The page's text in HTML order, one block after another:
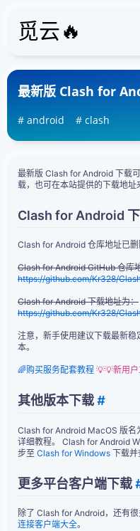
觅云🔥
最新版 Clash for
android clash
最新版 Clash for Android 下载
载，也可在本站提供的下载地址
Clash for Android
Clash for Android 仓库地址已删
Clash for Android GitHub 仓库
https://github.com/Kr328/
Clash for Android 下载地址为：
https://github.com/Kr328/
注意，新手使用建议下载最新
本。
🌈购买服务配套教程 💡💡新用
其他版本下载#
Clash for Android MacOS 版名
详细教程。 Clash for Android
步至 Clash for Windows 下载并
更多平台客户端下载
除了 Clash for Android，还有
连接客户端大全。